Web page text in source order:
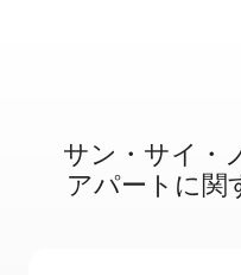
サン・サイ・
ア⁠パ⁠ー⁠ト⁠に関⁠